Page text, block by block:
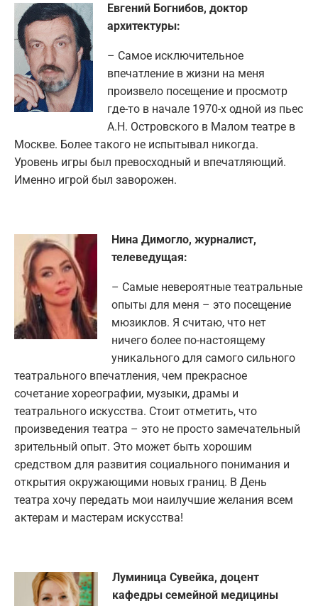
Евгений Богнибов, доктор
архитектуры:
– Самое исключительное
впечатление в жизни на меня
произвело посещение и просмотр
где-то в начале 1970-х одной из пьес
А.Н. Островского в Малом театре в
Москве. Более такого не испытывал никогда.
Уровень игры был превосходный и впечатляющий.
Именно игрой был заворожен.
Нина Димогло, журналист,
телеведущая:
– Самые невероятные театральные
опыты для меня – это посещение
мюзиклов. Я считаю, что нет
ничего более по-настоящему
уникального для самого сильного
театрального впечатления, чем прекрасное
сочетание хореографии, музыки, драмы и
театрального искусства. Стоит отметить, что
произведения театра – это не просто замечательный
зрительный опыт. Это может быть хорошим
средством для развития социального понимания и
открытия окружающими новых границ. В День
театра хочу передать мои наилучшие желания всем
актерам и мастерам искусства!
Луминица Сувейка, доцент
кафедры семейной медицины